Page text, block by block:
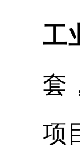
工
套
项